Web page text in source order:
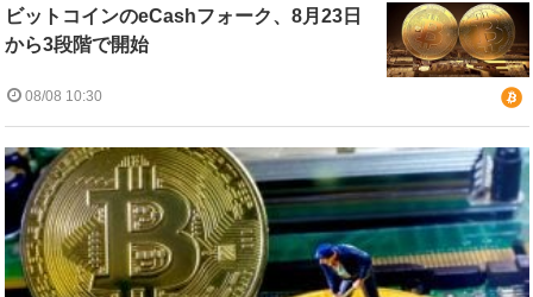
ビットコインのeCashフォーク、8月23日
から3段階で開始
08/08 10:30